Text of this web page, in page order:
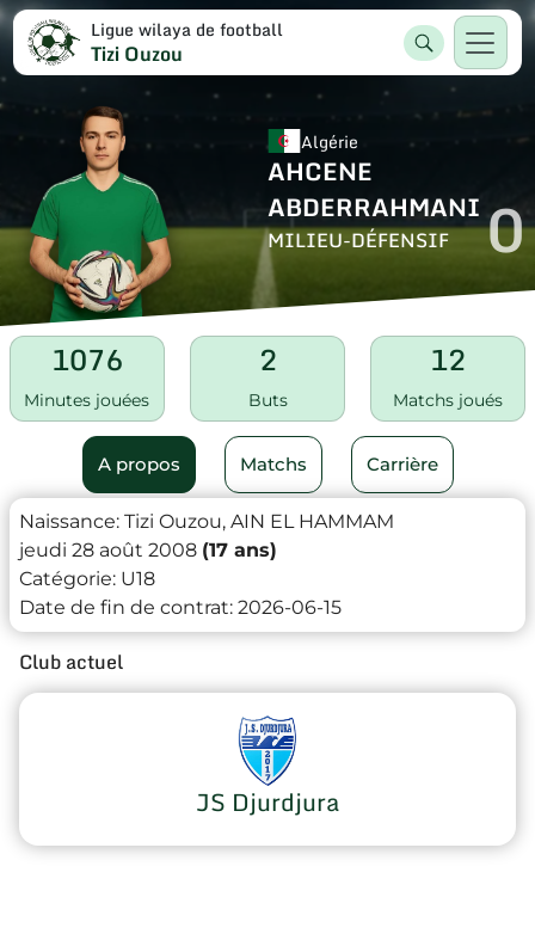
Ligue wilaya de football
Tizi Ouzou
Algérie
AHCENE
ABDERRAHMANI
MILIEU-DÉFENSIF 0
1076
Minutes jouées
2
Buts
12
Matchs joués
A propos Matchs Carrière
Naissance: Tizi Ouzou, AIN EL HAMMAM
jeudi 28 août 2008 (17 ans)
Catégorie: U18
Date de fin de contrat: 2026-06-15
Club actuel
JS Djurdjura